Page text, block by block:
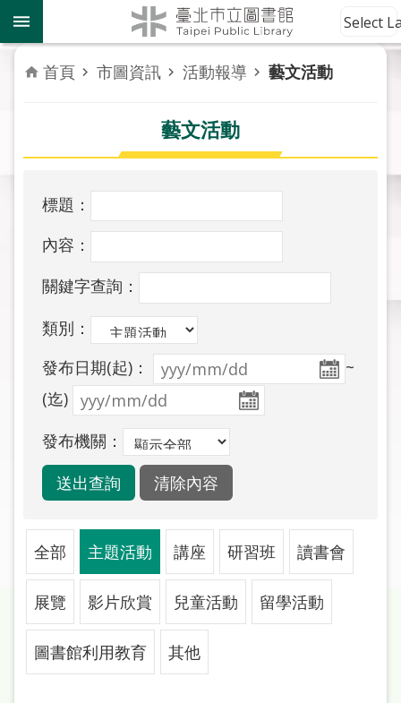
跳到主要內容區塊
到
館
資
訊
者
活
報
導
於
圖
申
常
見
問
答
加
Select
首頁 市圖資訊 活動報導 藝文活動
藝文活動
標題：
內容：
關鍵字查詢：
類別：
發布日期(起)：
~
(迄)
發布機關：
全部 主題活動 講座 研習班 讀書會
展覽 影片欣賞 兒童活動 留學活動
圖書館利用教育 其他